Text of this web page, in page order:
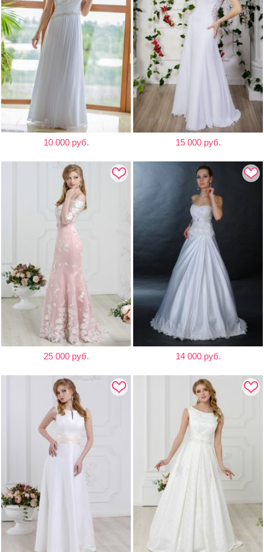
10 000 руб. 15 000 руб.
25 000 руб. 14 000 руб.